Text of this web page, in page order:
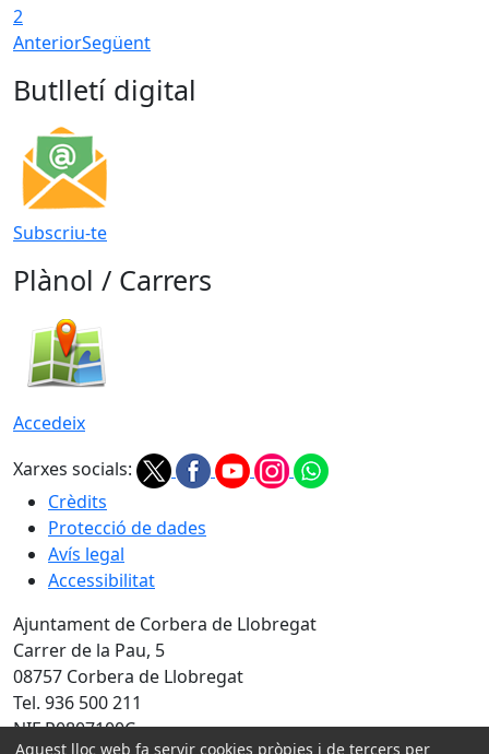
2
AnteriorSegüent
Butlletí digital
Subscriu-te
Plànol / Carrers
Accedeix
Xarxes socials:
Crèdits
Protecció de dades
Avís legal
Accessibilitat
Ajuntament de Corbera de Llobregat
Carrer de la Pau, 5
08757 Corbera de Llobregat
Tel. 936 500 211
NIF P0807100C
Aquest lloc web fa servir cookies pròpies i de tercers per